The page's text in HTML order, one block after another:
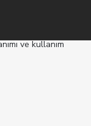
ve kullanım